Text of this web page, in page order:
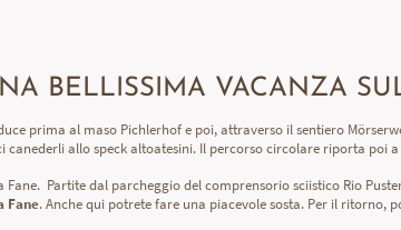
BELLISSIMA VACANZA
prima al maso Pichlerhof e poi, attraverso il sentiero
allo speck altoatesini. Il percorso circolare riporta poi
Partite dal parcheggio del comprensorio sciistico Rio
Fane. Anche qui potrete fare una piacevole sosta. Per il ritorno,